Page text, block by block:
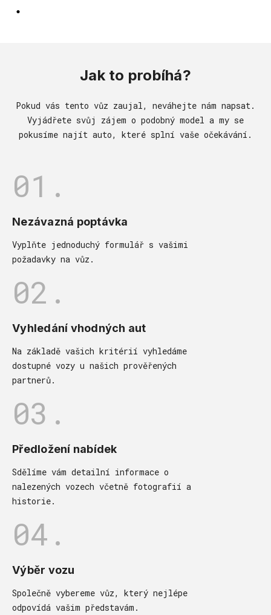
Jak to probíhá?
Pokud vás tento vůz zaujal, neváhejte nám napsat.
Vyjádřete svůj zájem o podobný model a my se
pokusíme najít auto, které splní vaše očekávání.
01.
Nezávazná poptávka
Vyplňte jednoduchý formulář s vašimi
požadavky na vůz.
02.
Vyhledání vhodných aut
Na základě vašich kritérií vyhledáme
dostupné vozy u našich prověřených
partnerů.
03.
Předložení nabídek
Sdělíme vám detailní informace o
nalezených vozech včetně fotografií a
historie.
04.
Výběr vozu
Společně vybereme vůz, který nejlépe
odpovídá vašim představám.